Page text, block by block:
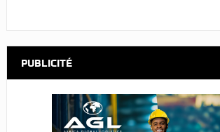
PUBLICITÉ